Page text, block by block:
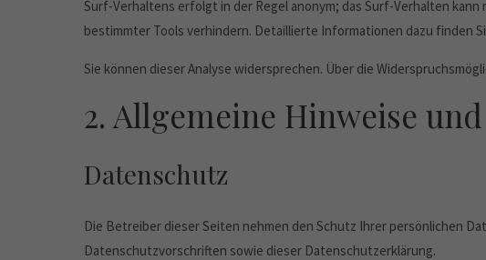
Surf-Verhaltens erfolgt in der Regel anonym; das Surf-Verhalten
bestimmter Tools verhindern. Detaillierte Informationen dazu finden
Sie können dieser Analyse widersprechen. Über die
2. Allgemeine Hinweise
Datenschutz
Die Betreiber dieser Seiten nehmen den Schutz Ihrer persönlichen
Datenschutzvorschriften sowie dieser Datenschutzerklärung.